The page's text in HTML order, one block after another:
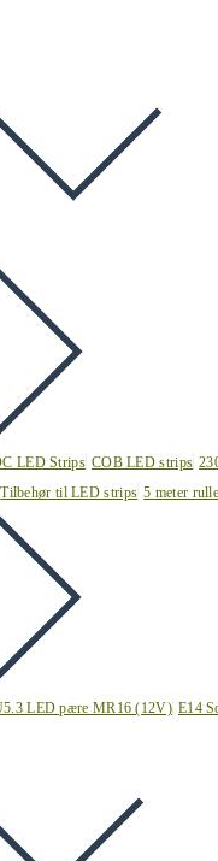
LED Strips COB LED strips
Tilbehør til LED strips 5 meter
LED pære MR16 (12V) E14